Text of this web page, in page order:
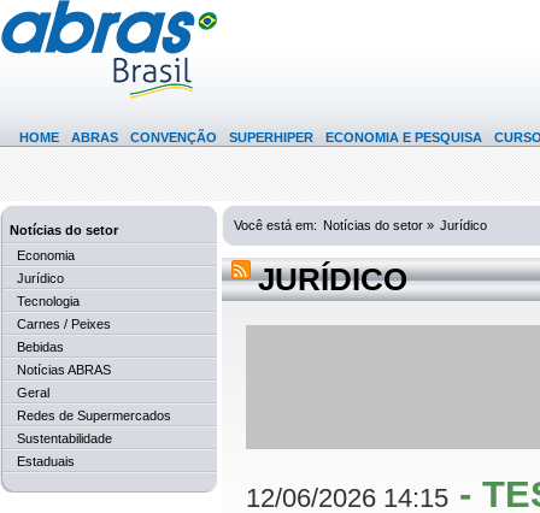
HOME ABRAS CONVENÇÃO SUPERHIPER ECONOMIA E PESQUISA
Notícias do setor
Economia
Jurídico
Tecnologia
Carnes / Peixes
Bebidas
Notícias ABRAS
Geral
Redes de Supermercados
Sustentabilidade
Estaduais
Você está em: Notícias do setor » Jurídico
JURÍDICO
12/06/2026 14:15 -